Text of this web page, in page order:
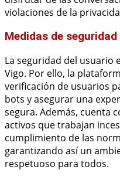
violaciones de la
Medidas de
La seguridad del usuario
Vigo. Por ello, la
verificación de usuarios
bots y asegurar una
segura. Además, cuenta
activos que trabajan
cumplimiento de las
garantizando así un
respetuoso para todos.